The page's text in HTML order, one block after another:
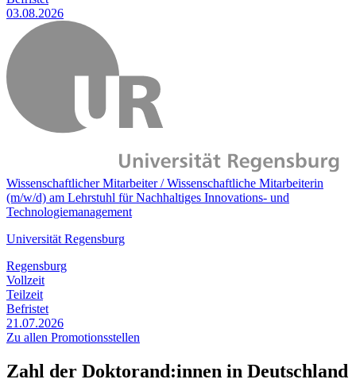
03.08.2026
Wissenschaftlicher Mitarbeiter / Wissenschaftliche Mitarbeiterin
(m/w/d) am Lehrstuhl für Nachhaltiges Innovations- und
Technologiemanagement
Universität Regensburg
Regensburg
Vollzeit
Teilzeit
Befristet
21.07.2026
Zu allen Promotionsstellen
Zahl der Doktorand:innen in Deutschland